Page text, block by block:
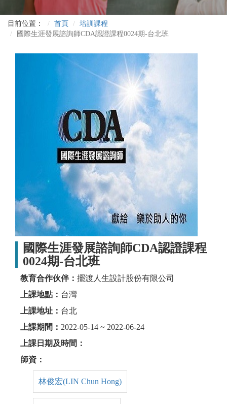
目前位置： 首頁
培訓課程
國際生涯發展諮詢師CDA認證課程0024期-台北班
國際生涯發展諮詢師CDA認證課程
0024期-台北班
教育合作伙伴： 擺渡人生設計股份有限公司
上課地點： 台灣
上課地址： 台北
上課期間： 2022-05-14 ~ 2022-06-24
上課日期及時間：
師資：
林俊宏(LIN Chun Hong)